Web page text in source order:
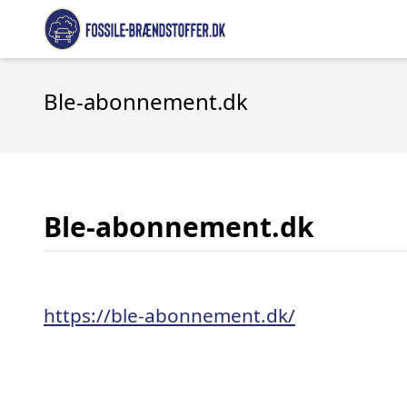
Ble-abonnement.dk
Ble-abonnement.dk
https://ble-abonnement.dk/